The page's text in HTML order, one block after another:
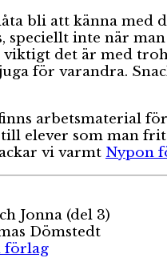
bli att känna med
speciellt inte när
det är med
för varandra.
arbetsmaterial
elever som man
vi varmt Nypon
Jonna (del 3)
Dömstedt
förlag